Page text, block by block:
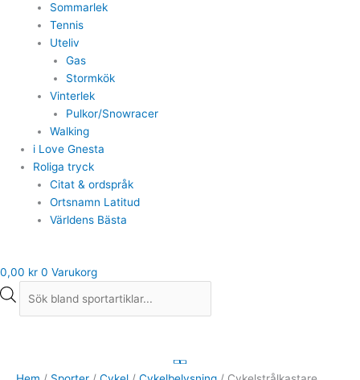
Sommarlek
Tennis
Uteliv
Gas
Stormkök
Vinterlek
Pulkor/Snowracer
Walking
i Love Gnesta
Roliga tryck
Citat & ordspråk
Ortsnamn Latitud
Världens Bästa
0,00 kr 0 Varukorg
400